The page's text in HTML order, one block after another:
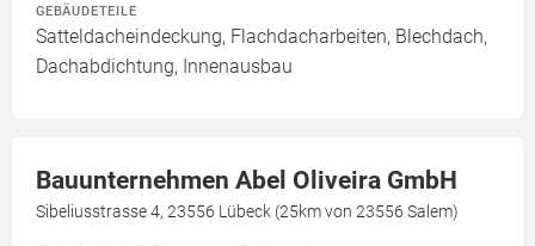
GEBÄUDETEILE
Satteldacheindeckung, Flachdacharbeiten, Blechdach,
Dachabdichtung, Innenausbau
Bauunternehmen Abel Oliveira GmbH
Sibeliusstrasse 4, 23556 Lübeck (25km von 23556 Salem)